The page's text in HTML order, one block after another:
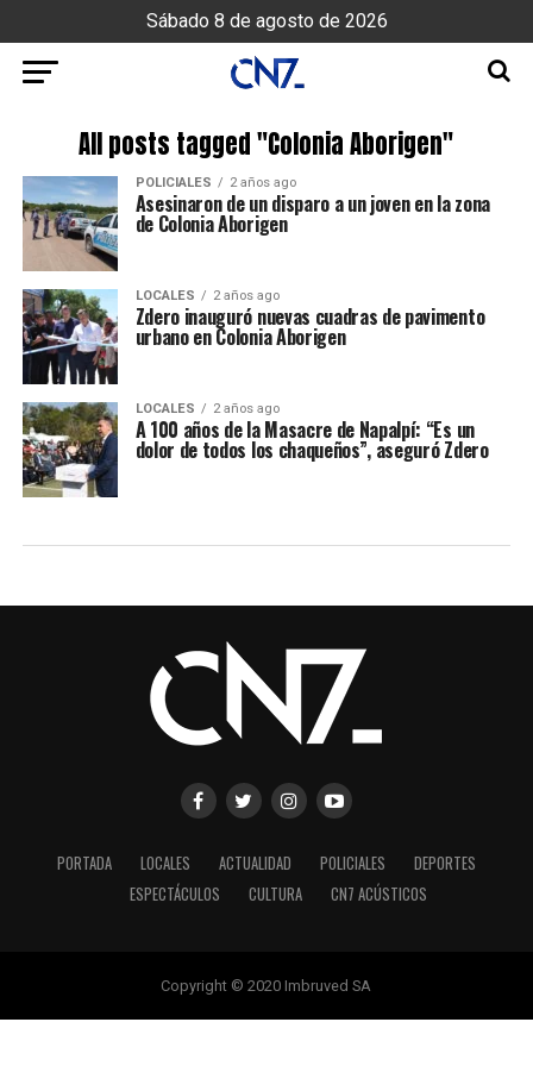
Sábado 8 de agosto de 2026
All posts tagged "Colonia Aborigen"
POLICIALES 2 años ago
Asesinaron de un disparo a un joven en la zona
de Colonia Aborigen
LOCALES 2 años ago
Zdero inauguró nuevas cuadras de pavimento
urbano en Colonia Aborigen
LOCALES 2 años ago
A 100 años de la Masacre de Napalpí: “Es un
dolor de todos los chaqueños”, aseguró Zdero
PORTADA LOCALES ACTUALIDAD POLICIALES
DEPORTES
ESPECTÁCULOS
CULTURA CN7 ACÚSTICOS
Copyright © 2020 Imbruved SA